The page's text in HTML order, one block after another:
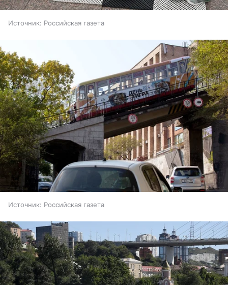
Источник: Российская газета
Источник: Российская газета